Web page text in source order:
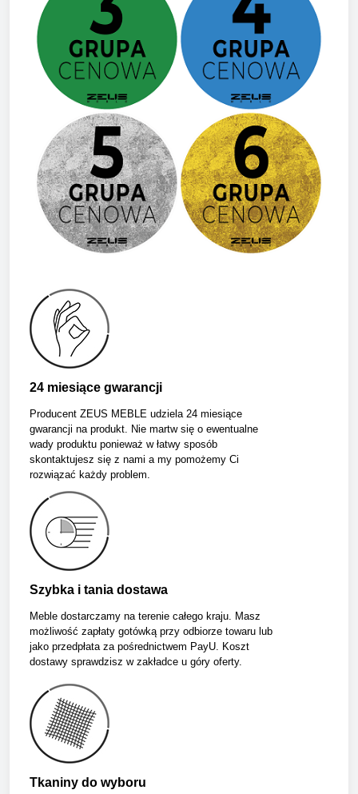
24 miesiące gwarancji
Producent ZEUS MEBLE udziela 24 miesiące
gwarancji na produkt. Nie martw się o ewentualne
wady produktu ponieważ w łatwy sposób
skontaktujesz się z nami a my pomożemy Ci
rozwiązać każdy problem.
Szybka i tania dostawa
Meble dostarczamy na terenie całego kraju. Masz
możliwość zapłaty gotówką przy odbiorze towaru lub
jako przedpłata za pośrednictwem PayU. Koszt
dostawy sprawdzisz w zakładce u góry oferty.
Tkaniny do wyboru